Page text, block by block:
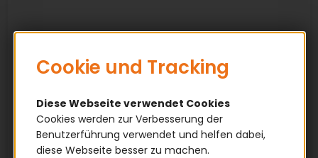
Cookie und Tracking
Diese Webseite verwendet Cookies
Cookies werden zur Verbesserung der
Benutzerführung verwendet und helfen dabei,
diese Webseite besser zu machen.